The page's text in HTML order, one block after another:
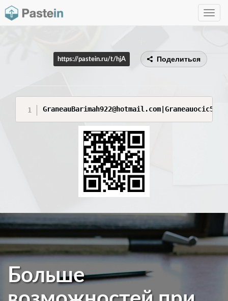
Toggle
https://pastein.ru/t/hjA Поделиться
Больше